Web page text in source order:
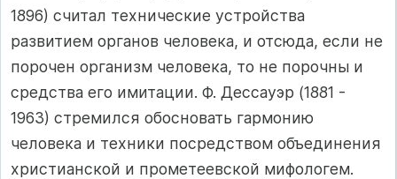
1896) считал технические устройства
развитием органов человека, и отсюда, если не
порочен организм человека, то не порочны и
средства его имитации. Ф. Дессауэр (1881 -
1963) стремился обосновать гармонию
человека и техники посредством объединения
христианской и прометеевской мифологем.